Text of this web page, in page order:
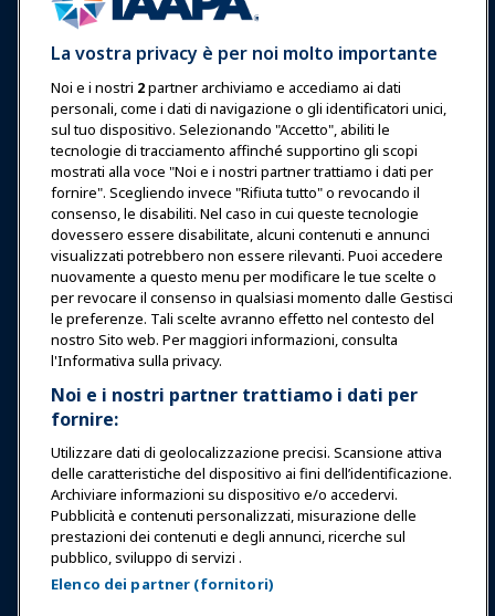
Unisciti ora
Premi Carriere
Contatto
Esposizioni & Eventi
Notizie & Funworld
Educazione
Sicurezza & Protezione
Difesa
Ricerca e Rapporti
Informazioni su IAAPA
Partner
Copyright © 2026 Associazione Internazionale di Parchi di
La vostra privacy è per noi molto importante
Noi e i nostri 2partner archiviamo e accediamo ai dati
personali, come i dati di navigazione o gli identificatori unici,
sul tuo dispositivo. Selezionando "Accetto", abiliti le
tecnologie di tracciamento affinché supportino gli scopi
mostrati alla voce "Noi e i nostri partner trattiamo i dati per
fornire". Scegliendo invece "Rifiuta tutto" o revocando il
consenso, le disabiliti. Nel caso in cui queste tecnologie
dovessero essere disabilitate, alcuni contenuti e annunci
visualizzati potrebbero non essere rilevanti. Puoi accedere
nuovamente a questo menu per modificare le tue scelte o
per revocare il consenso in qualsiasi momento dalle Gestisci
le preferenze. Tali scelte avranno effetto nel contesto del
nostro Sito web. Per maggiori informazioni, consulta
l'Informativa sulla privacy.
Noi e i nostri partner trattiamo i dati per
fornire:
Utilizzare dati di geolocalizzazione precisi. Scansione attiva
delle caratteristiche del dispositivo ai fini dell’identificazione.
Archiviare informazioni su dispositivo e/o accedervi.
Pubblicità e contenuti personalizzati, misurazione delle
prestazioni dei contenuti e degli annunci, ricerche sul
pubblico, sviluppo di servizi .
Elenco dei partner (fornitori)